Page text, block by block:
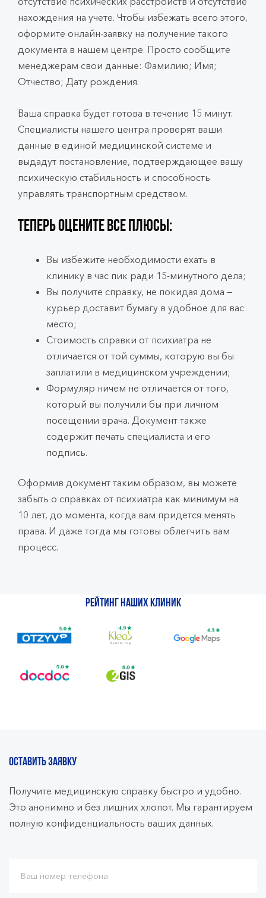
нахождения на учете. Чтобы избежать всего этого,
оформите онлайн-заявку на получение такого
документа в нашем центре. Просто сообщите
менеджерам свои данные: Фамилию; Имя;
Отчество; Дату рождения.
Ваша справка будет готова в течение 15 минут.
Специалисты нашего центра проверят ваши
данные в единой медицинской системе и
выдадут постановление, подтверждающее вашу
психическую стабильность и способность
управлять транспортным средством.
Теперь оцените все плюсы:
Вы избежите необходимости ехать в
клинику в час пик ради 15-минутного дела;
Вы получите справку, не покидая дома —
курьер доставит бумагу в удобное для вас
место;
Стоимость справки от психиатра не
отличается от той суммы, которую вы бы
заплатили в медицинском учреждении;
Формуляр ничем не отличается от того,
который вы получили бы при личном
посещении врача. Документ также
содержит печать специалиста и его
подпись.
Оформив документ таким образом, вы можете
забыть о справках от психиатра как минимум на
10 лет, до момента, когда вам придется менять
права. И даже тогда мы готовы облегчить вам
процесс.
Рейтинг наших клиник
ОСТАВИТЬ ЗАЯВКУ
Получите медицинскую справку быстро и удобно.
Это анонимно и без лишних хлопот. Мы гарантируем
полную конфиденциальность ваших данных.